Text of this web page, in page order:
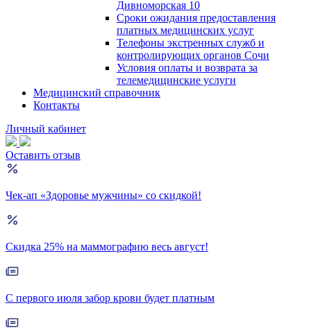
Дивноморская 10
Сроки ожидания предоставления
платных медицинских услуг
Телефоны экстренных служб и
контролирующих органов Сочи
Условия оплаты и возврата за
телемедицинские услуги
Медицинский справочник
Контакты
Личный кабинет
Оставить отзыв
Чек-ап «Здоровье мужчины» со скидкой!
Скидка 25% на маммографию весь август!
С первого июля забор крови будет платным